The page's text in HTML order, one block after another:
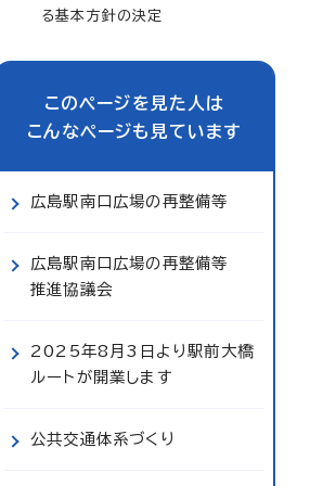
る基本方針の決定
このページを見た人は
こんなページも見ています
広島駅南口広場の再整備等
広島駅南口広場の再整備等
推進協議会
2025年8月3日より駅前大橋
ルートが開業します
公共交通体系づくり